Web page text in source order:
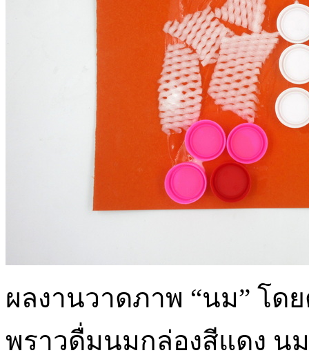
ผลงานวาดภาพ “นม” โด
พราวดื่มนมกล่องสีแดง น